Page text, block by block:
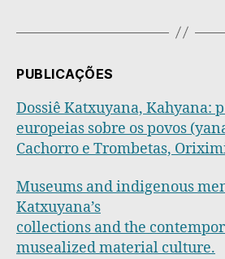
PUBLICAÇÕES
Dossiê Katxuyana, Kahyana:
europeias sobre os povos
Cachorro e Trombetas,
Museums and indigenous
Katxuyana’s
collections and the
musealized material culture.